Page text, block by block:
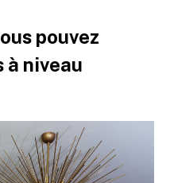
pouvez
niveau